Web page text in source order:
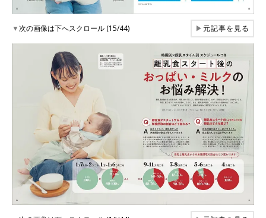
▼次の画像は下へスクロール (15/44) ▶元記事を見る